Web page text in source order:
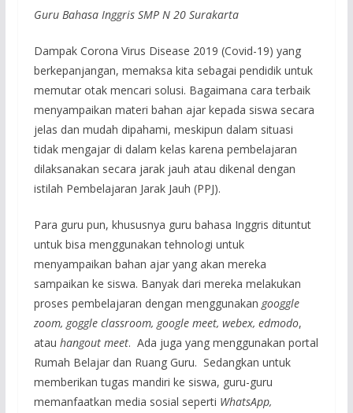
Guru Bahasa Inggris SMP N 20 Surakarta
Dampak Corona Virus Disease 2019 (Covid-19) yang
berkepanjangan, memaksa kita sebagai pendidik untuk
memutar otak mencari solusi. Bagaimana cara terbaik
menyampaikan materi bahan ajar kepada siswa secara
jelas dan mudah dipahami, meskipun dalam situasi
tidak mengajar di dalam kelas karena pembelajaran
dilaksanakan secara jarak jauh atau dikenal dengan
istilah Pembelajaran Jarak Jauh (PPJ).
Para guru pun, khususnya guru bahasa Inggris dituntut
untuk bisa menggunakan tehnologi untuk
menyampaikan bahan ajar yang akan mereka
sampaikan ke siswa. Banyak dari mereka melakukan
proses pembelajaran dengan menggunakan googgle
zoom, goggle classroom, google meet, webex, edmodo,
atau hangout meet. Ada juga yang menggunakan portal
Rumah Belajar dan Ruang Guru. Sedangkan untuk
memberikan tugas mandiri ke siswa, guru-guru
memanfaatkan media sosial seperti WhatsApp,